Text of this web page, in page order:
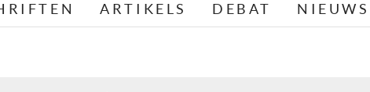
ARTIKELS DEBAT NIEUWS